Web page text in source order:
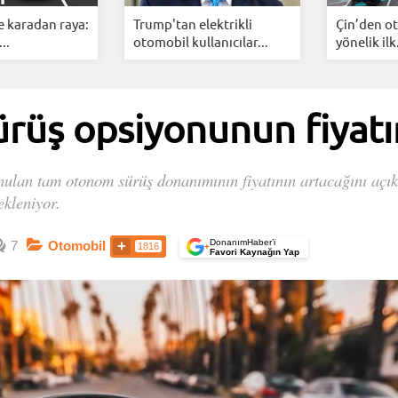
karadan raya:
Trump'tan elektrikli
otomobil kullanıcılar...
Çin’den
yönelik
opsiyonunun
tam otonom sürüş donanımının fiyatının artacağını
7 Otomobil 1816 +DonanımHaber’i
Favori Kaynağın Yap